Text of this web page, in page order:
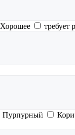
Хорошее
требует
Пурпурный